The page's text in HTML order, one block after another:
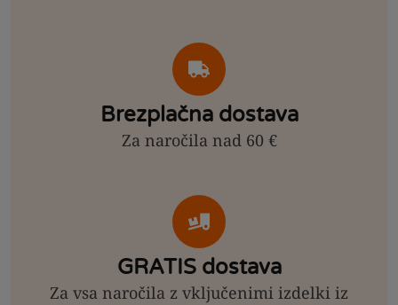
Brezplačna dostava
Za naročila nad 60 €
GRATIS dostava
Za vsa naročila z vključenimi izdelki iz